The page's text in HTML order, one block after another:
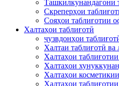
Ташкилкунандагони
Скреперҳои
Сояҳои таблиғотии
Халтаҳои таблиғотӣ
ҷузвдонҳои
Халтаи таблиғотӣ ва
Халтаҳои
Халтаҳои
Халтаҳои
Халтаҳои